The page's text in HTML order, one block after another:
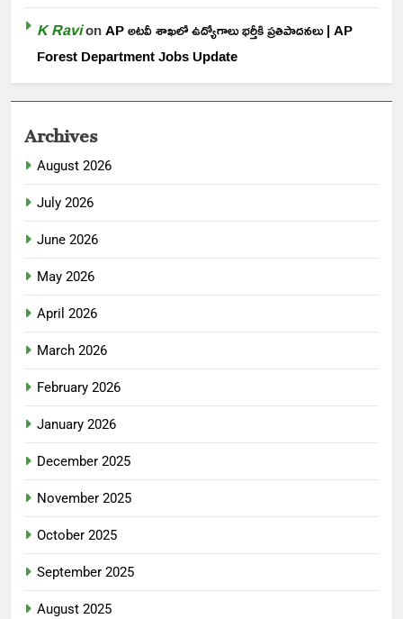
K RavionAP అటవీ శాఖలో ఉద్యోగాలు భర్తీకి ప్రతిపాదనలు | AP
Forest Department Jobs Update
Archives
August 2026
July 2026
June 2026
May 2026
April 2026
March 2026
February 2026
January 2026
December 2025
November 2025
October 2025
September 2025
August 2025